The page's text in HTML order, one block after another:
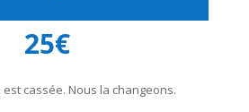
25€
cassée. Nous la changeons.